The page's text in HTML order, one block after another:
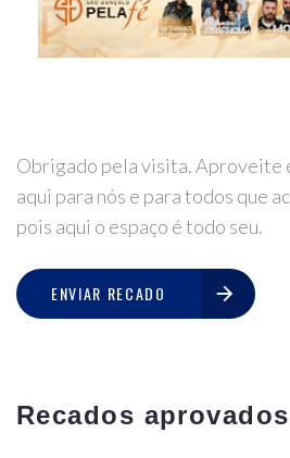
Obrigado pela visita. Aproveite
aqui para nós e para todos que
pois aqui o espaço é todo seu.
ENVIAR RECADO
Recados aprovados